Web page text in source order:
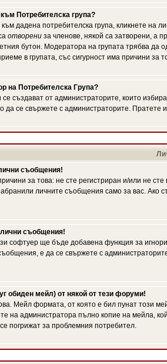
Потребителска група?
дадена потребителска група, кликнете на
отворени за членове, някой са затворени, а
бутон. Модератора на групата трябва
в групата, със сигурност има причини за
на Потребителска Група?
се създават от администраторите, които
да се свържете с администраторите.
съобщения!
за това: не сте регистриран и/или не
личните съобщения само за вас. Ако
съобщения!
софтуер ще бъде добавена функция за
е да се свържете с
обиден мейл) от някой от тези форуми!
Мейл формата, от която е бил пунат този
на администратора пълно копие на мейла,
погрижат за проблемния потребител.